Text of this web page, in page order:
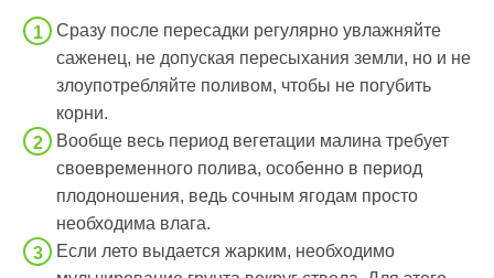
Сразу после пересадки регулярно увлажняйте
саженец, не допуская пересыхания земли, но и не
злоупотребляйте поливом, чтобы не погубить
корни.
Вообще весь период вегетации малина требует
своевременного полива, особенно в период
плодоношения, ведь сочным ягодам просто
необходима влага.
Если лето выдается жарким, необходимо